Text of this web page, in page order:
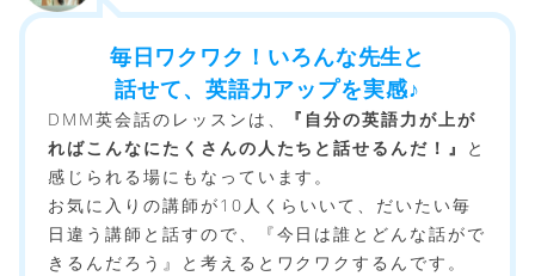
毎日ワクワク！いろんな先生と
話せて、英語力アップを実感♪
DMM英会話のレッスンは、
『自分の英語力が上が
ればこんなにたくさんの人たちと話せるんだ！』 と
感じられる場にもなっています。
お気に入りの講師が10人くらいいて、だいたい毎
日違う講師と話すので、『今日は誰とどんな話がで
きるんだろう』と考えるとワクワクするんです。